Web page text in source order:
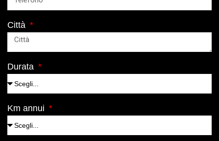
Città
Durata
Km annui